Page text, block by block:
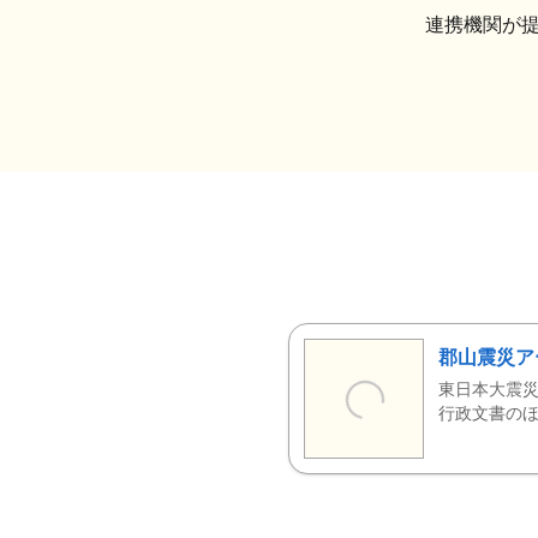
連携機関が
郡山震災
東日本大震
行政文書の